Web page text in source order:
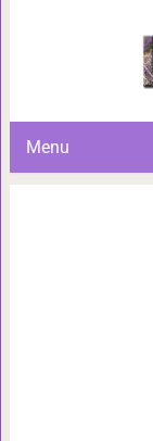
Menu